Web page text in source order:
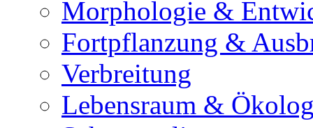
Morphologie &
Fortpflanzung &
Verbreitung
Lebensraum &